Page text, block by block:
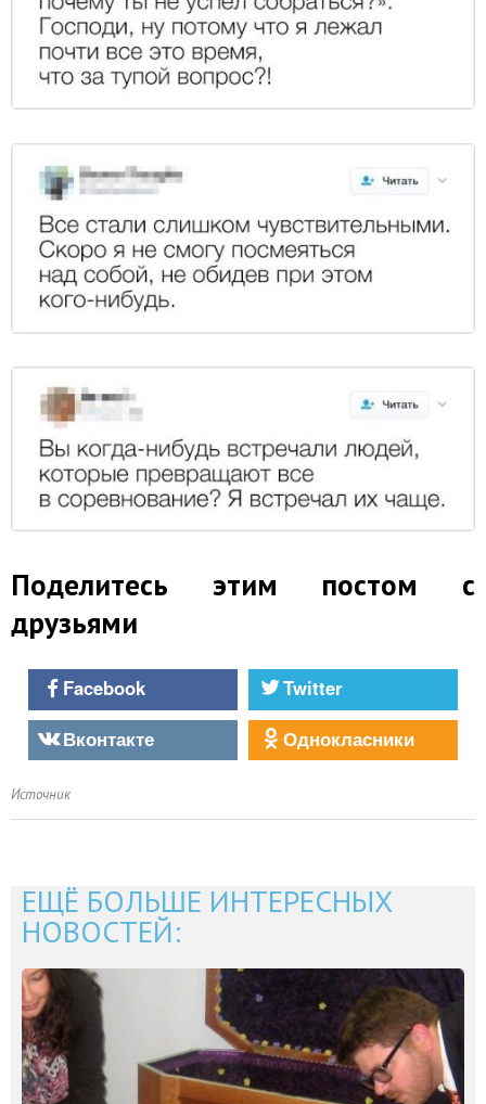
Поделитесь этим постом с
друзьями
Facebook
Twitter
Вконтакте
Однокласники
Источник
ЕЩЁ БОЛЬШЕ ИНТЕРЕСНЫХ
НОВОСТЕЙ: